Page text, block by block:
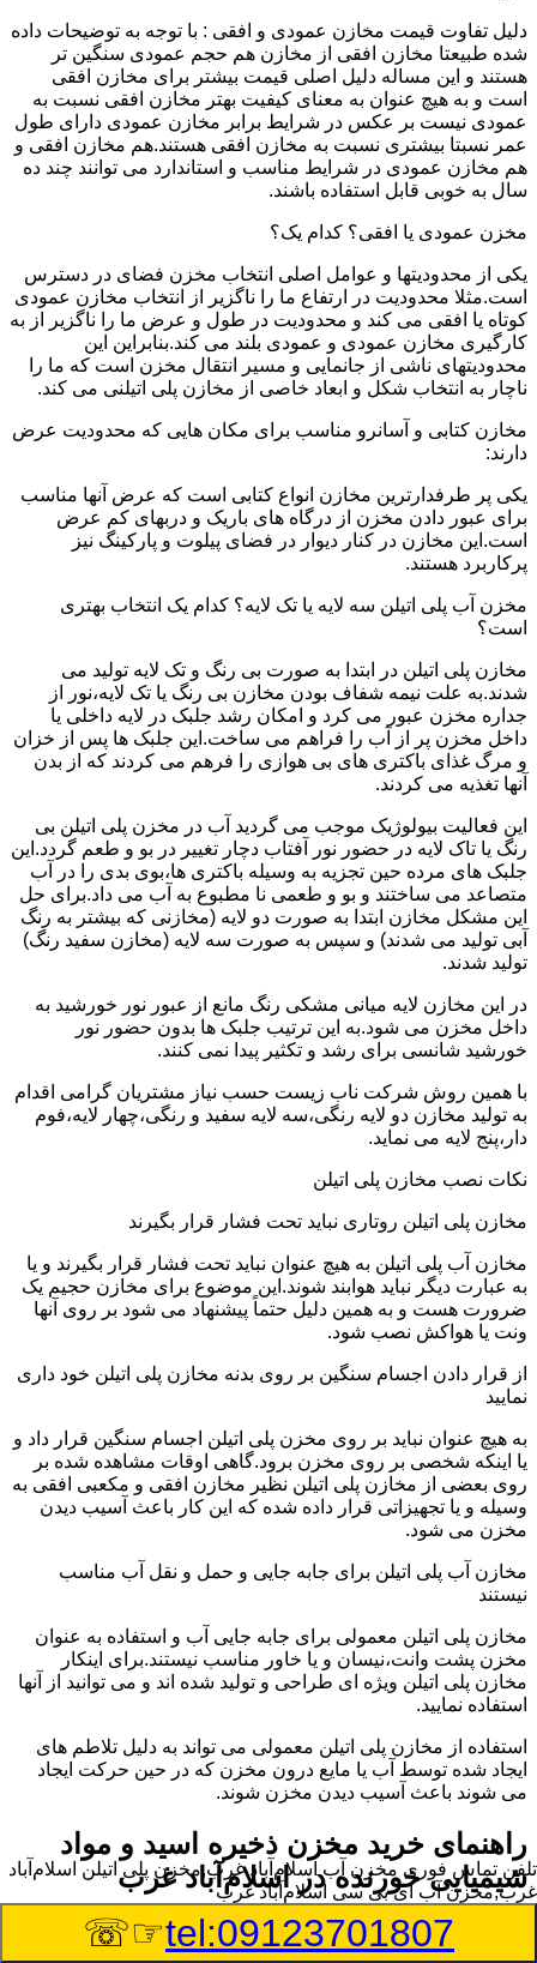
دلیل تفاوت قیمت مخازن عمودی و افقی : با توجه به توضیحات داده
شده طبیعتا مخازن افقی از مخازن هم حجم عمودی سنگین تر
هستند و این مساله دلیل اصلی قیمت بیشتر برای مخازن افقی
است و به هیچ عنوان به معنای کیفیت بهتر مخازن افقی نسبت به
عمودی نیست بر عکس در شرایط برابر مخازن عمودی دارای طول
عمر نسبتا بیشتری نسبت به مخازن افقی هستند.هم مخازن افقی و
هم مخازن عمودی در شرایط مناسب و استاندارد می توانند چند ده
سال به خوبی قابل استفاده باشند.
مخزن عمودی یا افقی؟ کدام یک؟
یکی از محدودیتها و عوامل اصلی انتخاب مخزن فضای در دسترس
است.مثلا محدودیت در ارتفاع ما را ناگزیر از انتخاب مخازن عمودی
کوتاه یا افقی می کند و محدودیت در طول و عرض ما را ناگزیر از به
کارگیری مخازن عمودی و عمودی بلند می کند.بنابراین این
محدودیتهای ناشی از جانمایی و مسیر انتقال مخزن است که ما را
ناچار به انتخاب شکل و ابعاد خاصی از مخازن پلی اتیلنی می کند.
مخازن کتابی و آسانرو مناسب برای مکان هایی که محدودیت عرض
دارند:
یکی پر طرفدارترین مخازن انواع کتابی است که عرض آنها مناسب
برای عبور دادن مخزن از درگاه های باریک و دربهای کم عرض
است.این مخازن در کنار دیوار در فضای پیلوت و پارکینگ نیز
پرکاربرد هستند.
مخزن آب پلی اتیلن سه لایه یا تک لایه؟ کدام یک انتخاب بهتری
است؟
مخازن پلی اتیلن در ابتدا به صورت بی رنگ و تک لایه تولید می
شدند.به علت نیمه شفاف بودن مخازن بی رنگ یا تک لایه،نور از
جداره مخزن عبور می کرد و امکان رشد جلبک در لایه داخلی یا
داخل مخزن پر از آب را فراهم می ساخت.این جلبک ها پس از خزان
و مرگ غذای باکتری های بی هوازی را فرهم می کردند که از بدن
آنها تغذیه می کردند.
این فعالیت بیولوژیک موجب می گردید آب در مخزن پلی اتیلن بی
رنگ یا تاک لایه در حضور نور آفتاب دچار تغییر در بو و طعم گردد.این
جلبک های مرده حین تجزیه به وسیله باکتری ها،بوی بدی را در آب
متصاعد می ساختند و بو و طعمی نا مطبوع به آب می داد.برای حل
این مشکل مخازن ابتدا به صورت دو لایه (مخازنی که بیشتر به رنگ
آبی تولید می شدند) و سپس به صورت سه لایه (مخازن سفید رنگ)
تولید شدند.
در این مخازن لایه میانی مشکی رنگ مانع از عبور نور خورشید به
داخل مخزن می شود.به این ترتیب جلبک ها بدون حضور نور
خورشید شانسی برای رشد و تکثیر پیدا نمی کنند.
با همین روش شرکت ناب زیست حسب نیاز مشتریان گرامی اقدام
به تولید مخازن دو لایه رنگی،سه لایه سفید و رنگی،چهار لایه،فوم
دار،پنج لایه می نماید.
نکات نصب مخازن پلی اتیلن
مخازن پلی اتیلن روتاری نباید تحت فشار قرار بگیرند
مخازن آب پلی اتیلن به هیچ عنوان نباید تحت فشار قرار بگیرند و یا
به عبارت دیگر نباید هوابند شوند.این موضوع برای مخازن حجیم یک
ضرورت هست و به همین دلیل حتماً پیشنهاد می شود بر روی آنها
ونت یا هواکش نصب شود.
از قرار دادن اجسام سنگین بر روی بدنه مخازن پلی اتیلن خود داری
نمایید
به هیچ عنوان نباید بر روی مخزن پلی اتیلن اجسام سنگین قرار داد و
یا اینکه شخصی بر روی مخزن برود.گاهی اوقات مشاهده شده بر
روی بعضی از مخازن پلی اتیلن نظیر مخازن افقی و مکعبی افقی به
وسیله و یا تجهیزاتی قرار داده شده که این کار باعث آسیب دیدن
مخزن می شود.
مخازن آب پلی اتیلن برای جابه جایی و حمل و نقل آب مناسب
نیستند
مخازن پلی اتیلن معمولی برای جابه جایی آب و استفاده به عنوان
مخزن پشت وانت،نیسان و یا خاور مناسب نیستند.برای اینکار
مخازن پلی اتیلن ویژه ای طراحی و تولید شده اند و می توانید از آنها
استفاده نمایید.
استفاده از مخازن پلی اتیلن معمولی می تواند به دلیل تلاطم های
ایجاد شده توسط آب یا مایع درون مخزن که در حین حرکت ایجاد
می شوند باعث آسیب دیدن مخزن شوند.
راهنمای خرید مخزن ذخیره اسید و مواد
شیمیایی خورنده در اسلام‌آباد غرب
مخزن ذخیره اسید و مواد شیمیایی باید به گونه ای تولید شوند که
بتوانند در برابر چگالی نسبتا بالا و خورندگی انواع اسیدها مقاومت
تلفن تماس فوری مخزن آب اسلام‌آباد غرب,مخزن پلی اتیلن اسلام‌آباد
غرب,مخزن آب ای بی سی اسلام‌آباد غرب
tel:09123701807
☞☏